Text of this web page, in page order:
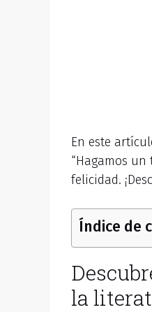
En este
“Hagamos
felicidad.
Índice de
la